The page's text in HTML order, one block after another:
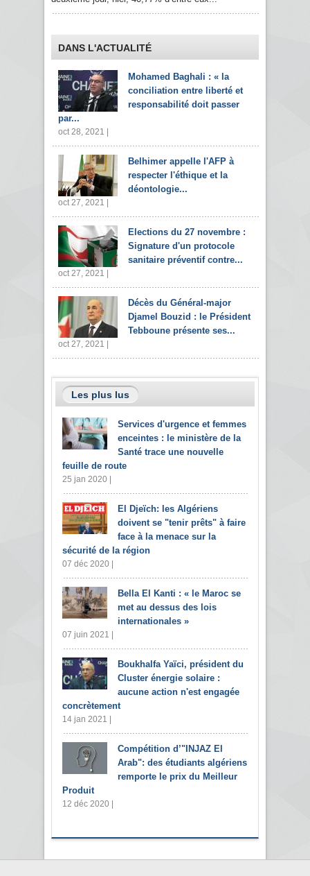
DANS L'ACTUALITÉ
Mohamed Baghali : « la
conciliation entre liberté et
responsabilité doit passer
par...
oct 28, 2021 |
Belhimer appelle l'AFP à
respecter l'éthique et la
déontologie...
oct 27, 2021 |
Elections du 27 novembre :
Signature d'un protocole
sanitaire préventif contre...
oct 27, 2021 |
Décès du Général-major
Djamel Bouzid : le Président
Tebboune présente ses...
oct 27, 2021 |
Les plus lus
Services d'urgence et femmes
enceintes : le ministère de la
Santé trace une nouvelle
feuille de route
25 jan 2020 |
El Djeïch: les Algériens
doivent se "tenir prêts" à faire
face à la menace sur la
sécurité de la région
07 déc 2020 |
Bella El Kanti : « le Maroc se
met au dessus des lois
internationales »
07 juin 2021 |
Boukhalfa Yaïci, président du
Cluster énergie solaire :
aucune action n'est engagée
concrètement
14 jan 2021 |
Compétition d’"INJAZ El
Arab": des étudiants algériens
remporte le prix du Meilleur
Produit
12 déc 2020 |